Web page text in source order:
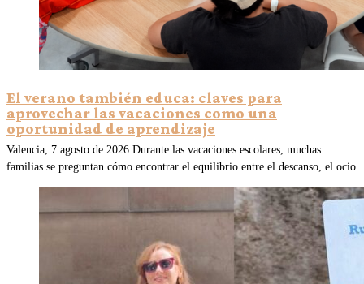
El verano también educa: claves para
aprovechar las vacaciones como una
oportunidad de aprendizaje
Valencia, 7 agosto de 2026 Durante las vacaciones escolares, muchas
familias se preguntan cómo encontrar el equilibrio entre el descanso, el ocio